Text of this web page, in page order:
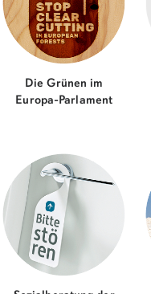
Die Grünen im
Europa-Parlament